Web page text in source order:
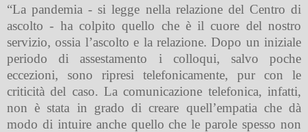
“La pandemia - si legge nella relazione del Centro di
ascolto - ha colpito quello che è il cuore del nostro
servizio, ossia l’ascolto e la relazione. Dopo un iniziale
periodo di assestamento i colloqui, salvo poche
eccezioni, sono ripresi telefonicamente, pur con le
criticità del caso. La comunicazione telefonica, infatti,
non è stata in grado di creare quell’empatia che dà
modo di intuire anche quello che le parole spesso non